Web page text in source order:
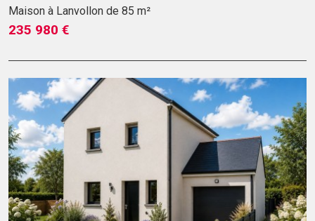
Maison à Lanvollon de 85 m²
235 980 €